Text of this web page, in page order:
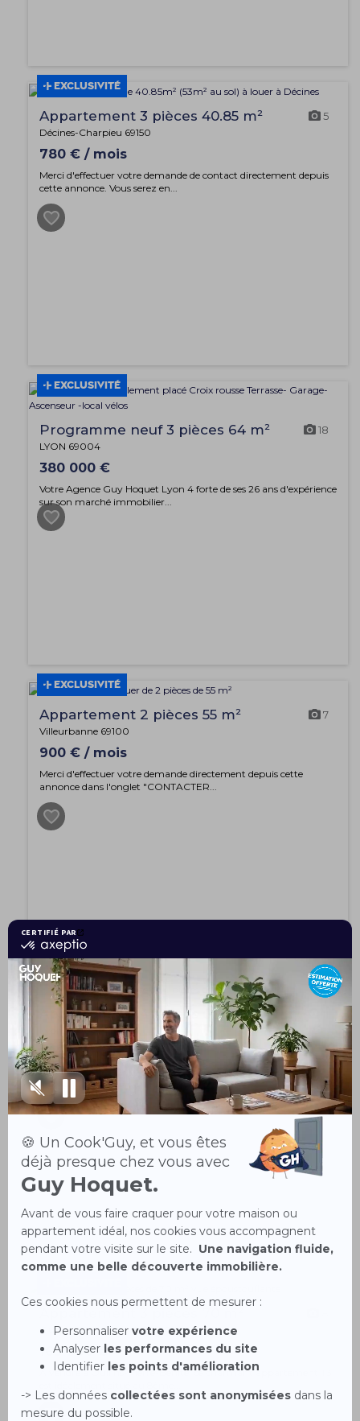
EXCLUSIVITÉ
Appartement 3 pièces 40.85 m² 5
Décines-Charpieu 69150
780 € / mois
Merci d'effectuer votre demande de contact directement depuis
cette annonce. Vous serez en...
EXCLUSIVITÉ
Programme neuf 3 pièces 64 m² 18
LYON 69004
380 000 €
Votre Agence Guy Hoquet Lyon 4 forte de ses 26 ans d'expérience
sur son marché immobilier...
EXCLUSIVITÉ
Appartement 2 pièces 55 m² 7
Villeurbanne 69100
900 € / mois
Merci d'effectuer votre demande directement depuis cette
annonce dans l'onglet "CONTACTER...
EXCLUSIVITÉ
Appartement 4 pièces 62.5 m²
Lyon 69004
295 000 €
Votre agence Guy Hoquet Lyon 4, forte de ses 26 années
d'expérience sur le marché immobili...
Appartement 3 pièces 70 m²
Oullins-Pierre-Bénite 69600
169 900 €
À vendre à Oullins-Pierre-Bénite, ce charmant appartement T3